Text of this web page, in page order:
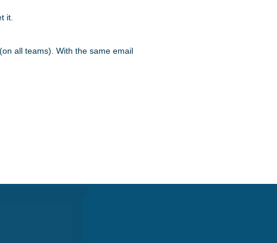
it.
all teams). With the same email